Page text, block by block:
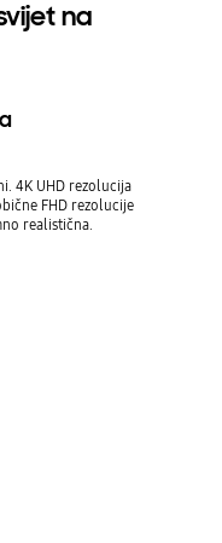
na
4K UHD rezolucija
FHD rezolucije
realistična.